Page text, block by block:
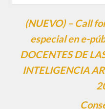
(NUEVO) – Call
especial en e-
DOCENTES DE
INTELIGENCIA